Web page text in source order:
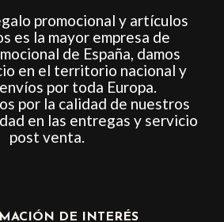
promocional y artículos
es la mayor empresa de
de España, damos
en el territorio nacional y
por toda Europa.
por la calidad de nuestros
en las entregas y servicio
post venta.
DE INTERÉS